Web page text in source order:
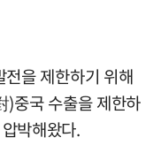
을 제한하기 위해
)중국 수출을 제한하
박해왔다.